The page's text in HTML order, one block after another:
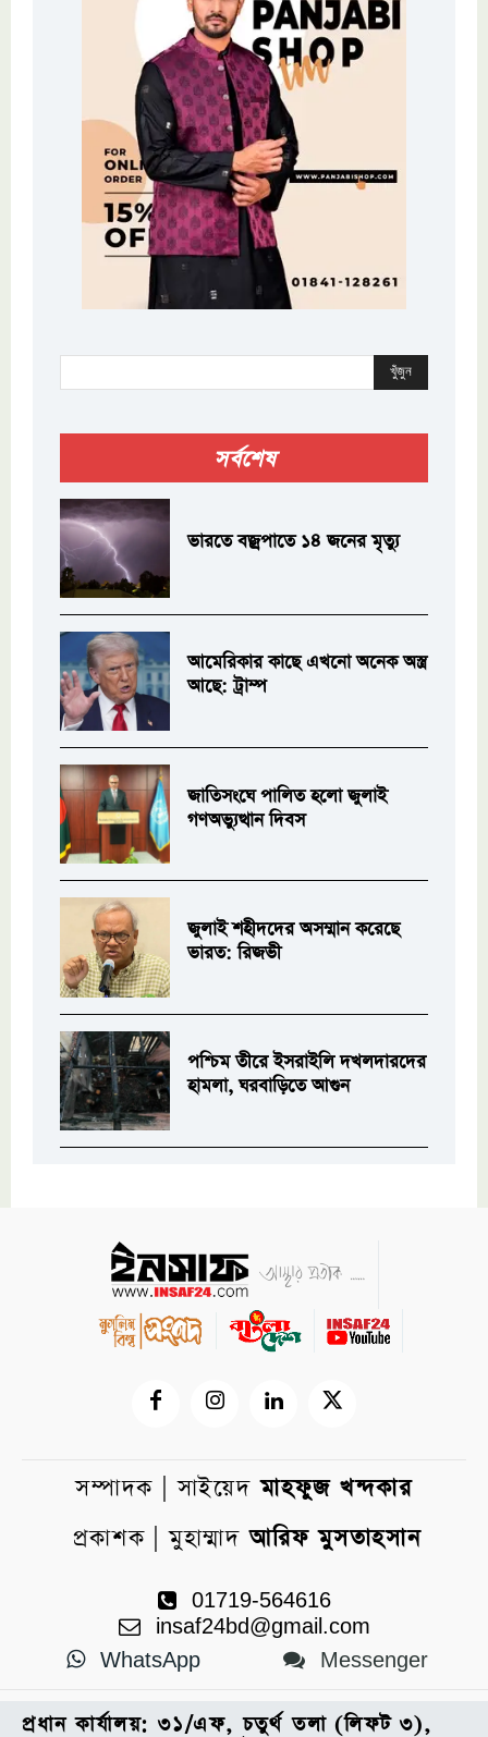
খুঁজুন
সর্বশেষ
ভারতে বজ্রপাতে ১৪ জনের মৃত্যু
আমেরিকার কাছে এখনো অনেক অস্ত্র
আছে: ট্রাম্প
জাতিসংঘে পালিত হলো জুলাই
গণঅভ্যুত্থান দিবস
জুলাই শহীদদের অসম্মান করেছে
ভারত: রিজভী
পশ্চিম তীরে ইসরাইলি দখলদারদের
হামলা, ঘরবাড়িতে আগুন
সম্পাদক | সাইয়েদমাহফুজ খন্দকার
প্রকাশক | মুহাম্মাদআরিফ মুসতাহসান
01719-564616
insaf24bd@gmail.com
WhatsApp
Messenger
প্রধান কার্যালয়: ৩১/এফ, চতুর্থ তলা (লিফট ৩),